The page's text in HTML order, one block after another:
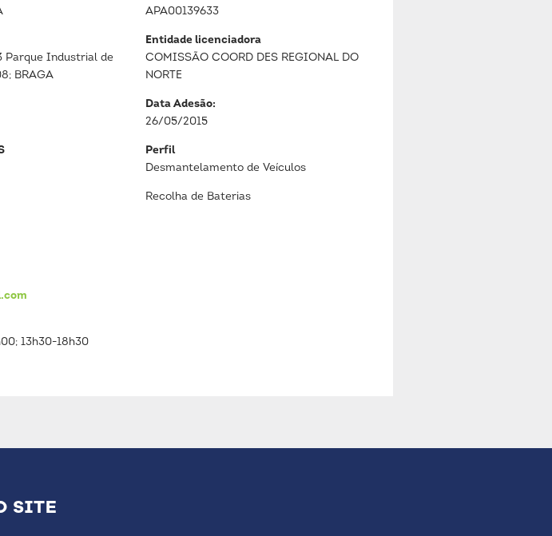
Parque Industrial de
BRAGA
13h30-18h30
APA00139633
Entidade licenciadora
COMISSÃO COORD DES REGIONAL DO
NORTE
Data Adesão:
26/05/2015
Perfil
Desmantelamento de Veículos
Recolha de Baterias
SITE